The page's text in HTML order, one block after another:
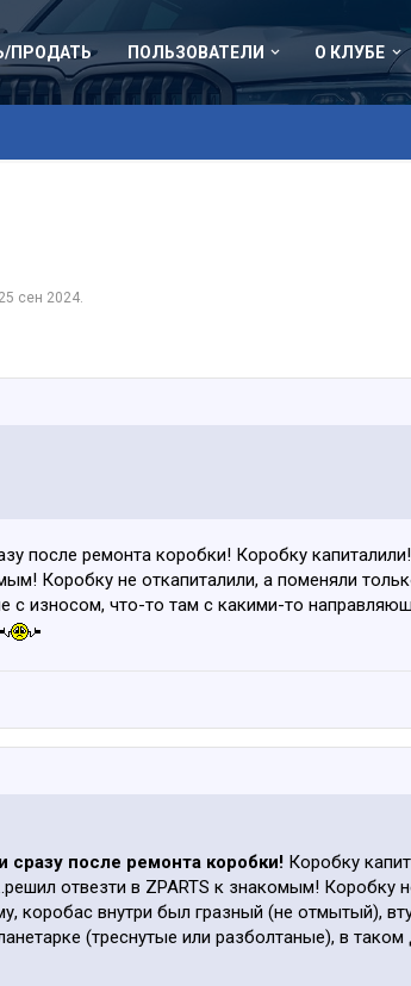
ПРОДАТЬ ПОЛЬЗОВАТЕЛИ О КЛУБЕ
25 сен 2024.
после ремонта коробки! Коробку
Коробку не откапиталили, а поменяли
износом, что-то там с какими-то
сразу после ремонта коробки! Коробку
отвезти в ZPARTS к знакомым! Коробку
коробас внутри был гразный (не отмытый),
(треснутые или разболтаные), в